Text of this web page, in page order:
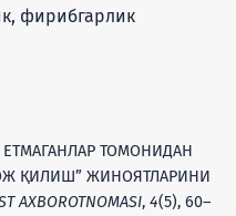
фирибгарлик
ЕТМАГАНЛАР ТОМОНИДАН
ҚИЛИШ” ЖИНОЯТЛАРИНИ
AXBOROTNOMASI, 4(5), 60–